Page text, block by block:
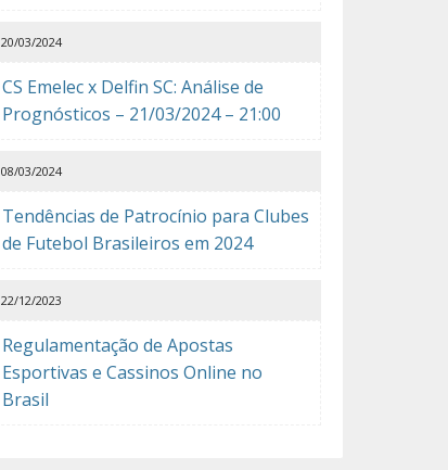
CS Emelec x Delfin SC: Análise de
Prognósticos – 21/03/2024 – 21:00
20/03/2024
Tendências de Patrocínio para Clubes
de Futebol Brasileiros em 2024
08/03/2024
Regulamentação de Apostas
Esportivas e Cassinos Online no
Brasil
22/12/2023